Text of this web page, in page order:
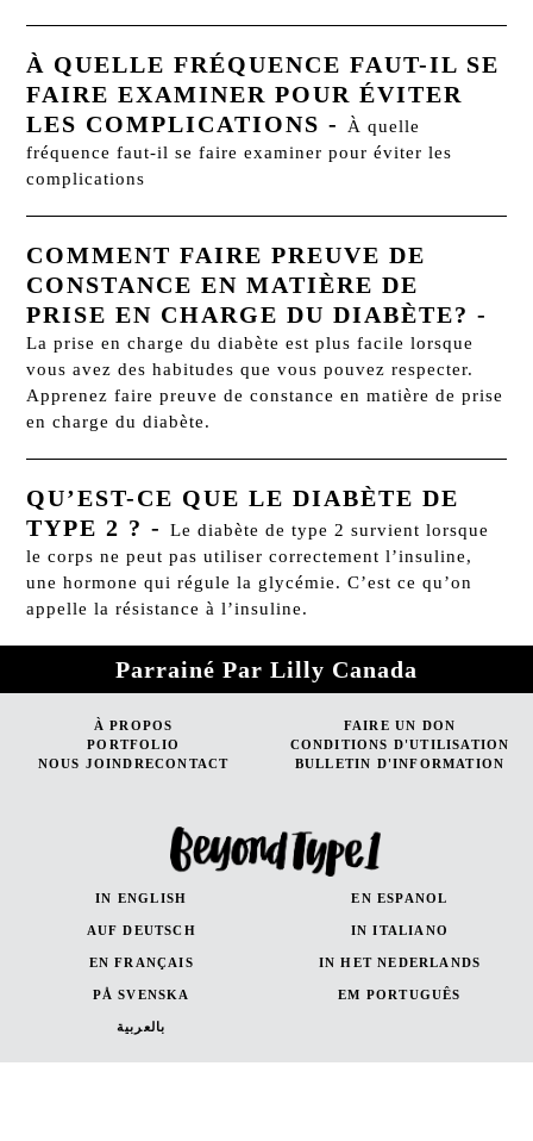
À QUELLE FRÉQUENCE FAUT-IL SE
FAIRE EXAMINER POUR ÉVITER
LES COMPLICATIONS -À quelle
fréquence faut-il se faire examiner pour éviter les
complications
COMMENT FAIRE PREUVE DE
CONSTANCE EN MATIÈRE DE
PRISE EN CHARGE DU DIABÈTE? -
La prise en charge du diabète est plus facile lorsque
vous avez des habitudes que vous pouvez respecter.
Apprenez faire preuve de constance en matière de prise
en charge du diabète.
QU’EST-CE QUE LE DIABÈTE DE
TYPE 2 ? -Le diabète de type 2 survient lorsque
le corps ne peut pas utiliser correctement l’insuline,
une hormone qui régule la glycémie. C’est ce qu’on
appelle la résistance à l’insuline.
Parrainé Par Lilly Canada
À PROPOS
FAIRE UN DON
PORTFOLIO
CONDITIONS D'UTILISATION
NOUS JOINDRECONTACT
BULLETIN D'INFORMATION
IN ENGLISH EN ESPANOL
AUF DEUTSCH IN ITALIANO
EN FRANÇAIS IN HET NEDERLANDS
PÅ SVENSKA EM PORTUGUÊS
بالعربية